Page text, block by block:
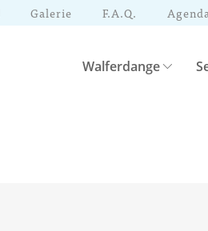
Galerie F.A.Q.
Walferdange